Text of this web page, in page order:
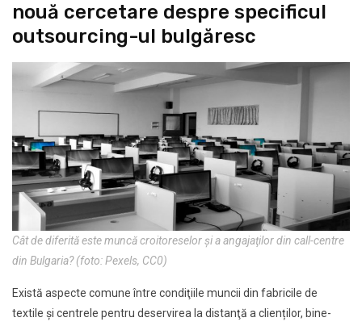
nouă cercetare despre specificul
outsourcing-ul bulgăresc
Cât de diferită este muncă croitoreselor şi a angajaţilor din call-centre
din Bulgaria? (foto: Pexels, CC0)
Există aspecte comune între condiţiile muncii din fabricile de
textile şi centrele pentru deservirea la distanţă a clienților, bine-